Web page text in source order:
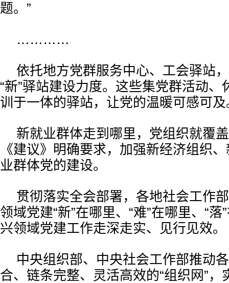
题。”
…………
依托地方党群服务中心、工会驿站
“新”驿站建设力度。这些集党群活动、
训于一体的驿站，让党的温暖可感可及
新就业群体走到哪里，党组织就覆
《建议》明确要求，加强新经济组织
业群体党的建设。
贯彻落实全会部署，各地社会工作
领域党建“新”在哪里、“难”在哪里、“
兴领域党建工作走深走实、见行见效。
中央组织部、中央社会工作部推动
合、链条完整、灵活高效的“组织网”，